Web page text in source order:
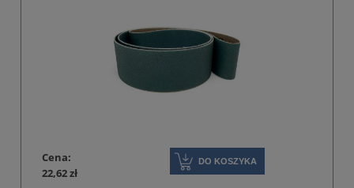
Cena:
22,62 zł
DO KOSZYKA